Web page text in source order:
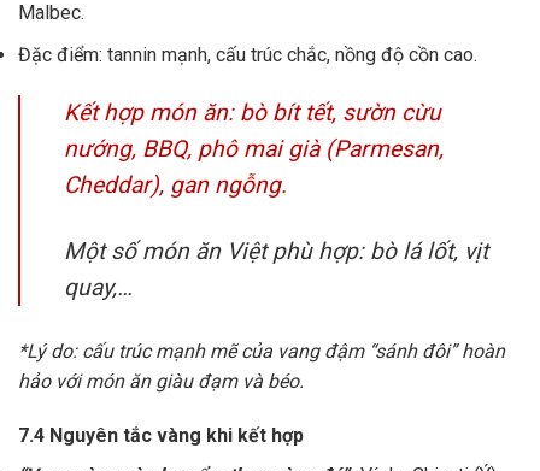
Malbec.
Đặc điểm: tannin mạnh, cấu trúc chắc, nồng độ cồn cao.
Kết hợp món ăn: bò bít tết, sườn cừu
nướng, BBQ, phô mai già (Parmesan,
Cheddar), gan ngỗng.
Một số món ăn Việt phù hợp: bò lá lốt, vịt
quay,…
*Lý do: cấu trúc mạnh mẽ của vang đậm “sánh đôi” hoàn
hảo với món ăn giàu đạm và béo.
7.4 Nguyên tắc vàng khi kết hợp